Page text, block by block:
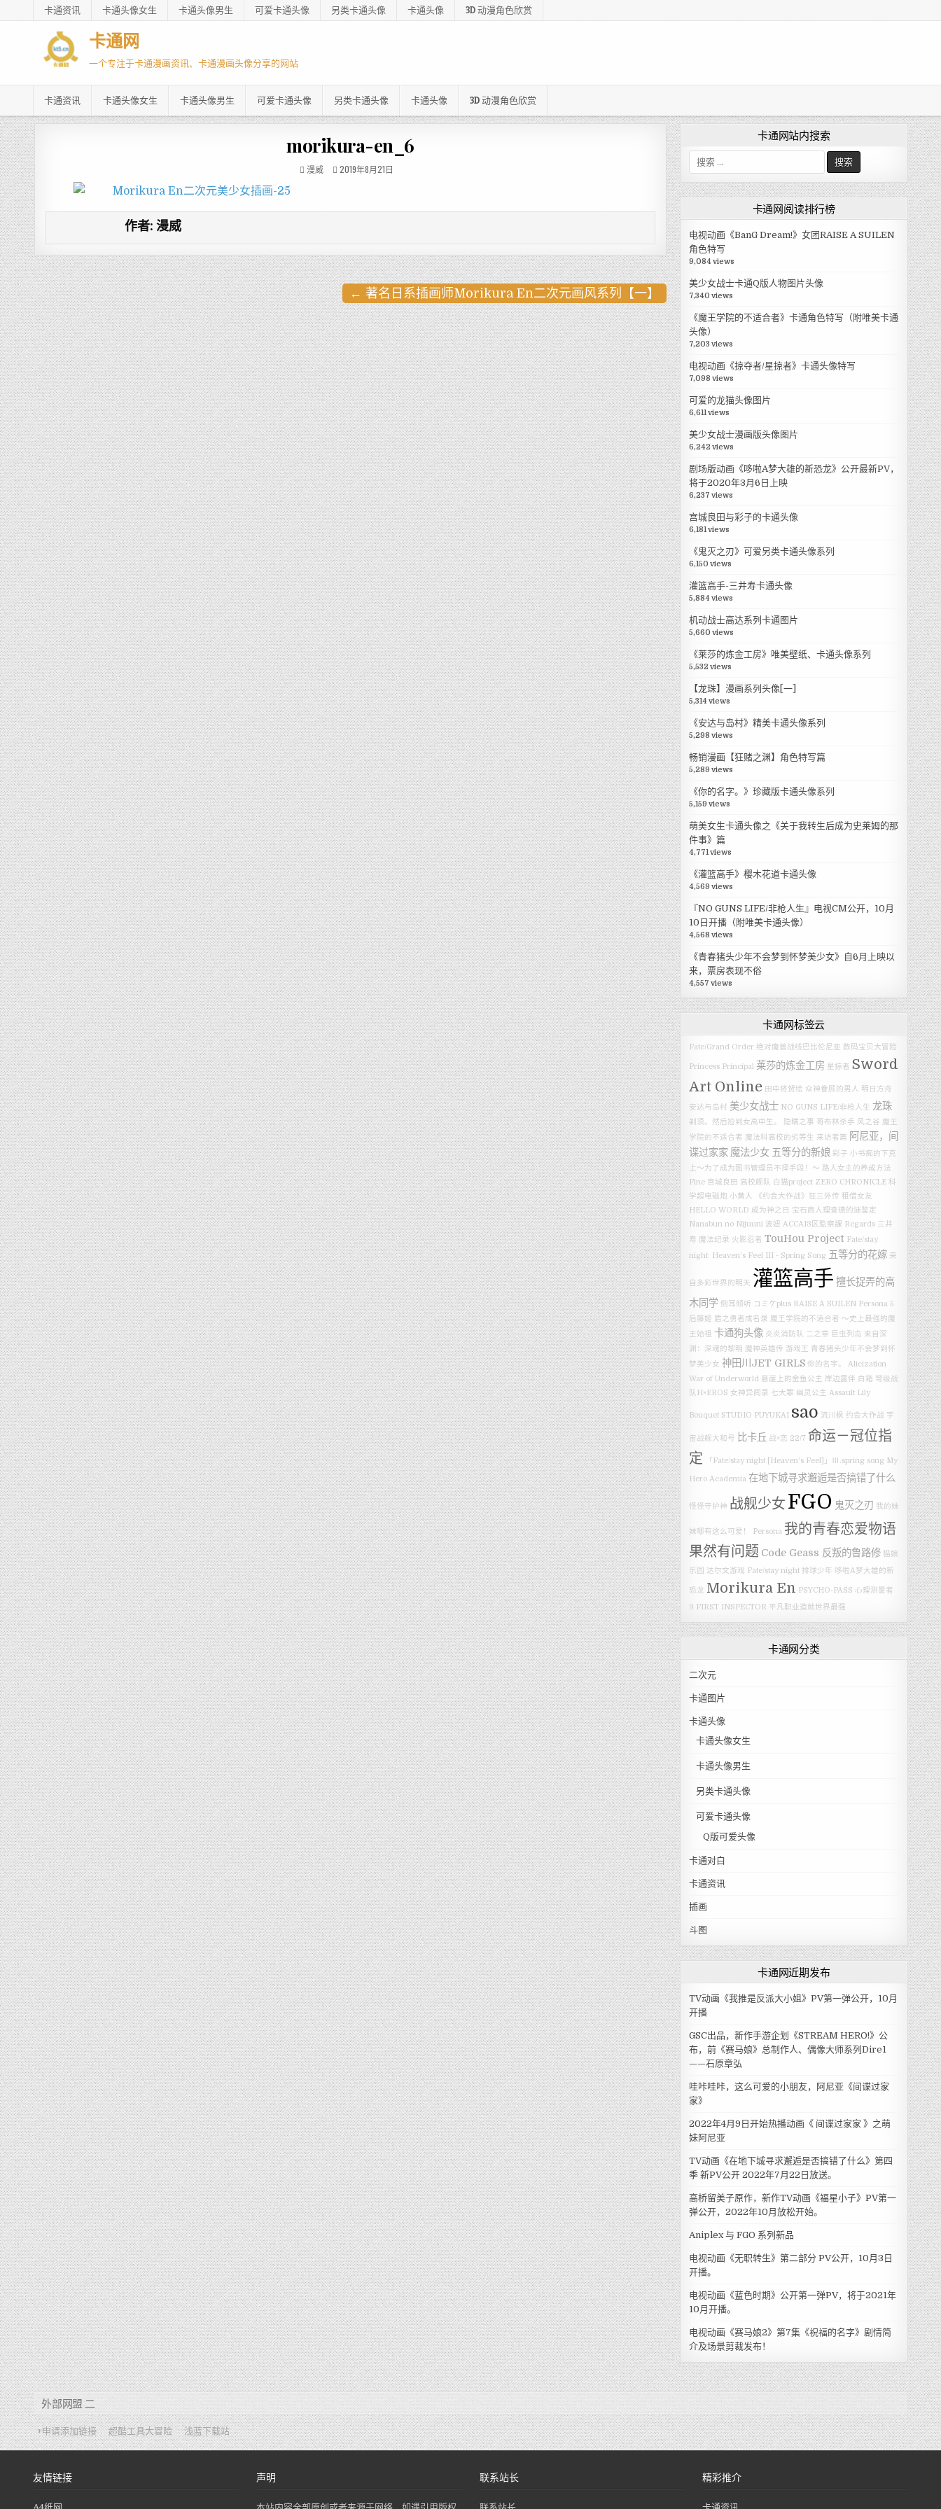
卡通资讯 卡通头像女生 卡通头像男生 可爱卡通头像 另类卡通头像 卡通头像 3D 动漫角色欣赏
卡通网
一个专注于卡通漫画资讯、卡通漫画头像分享的网站
卡通资讯 卡通头像女生 卡通头像男生 可爱卡通头像 另类卡通头像 卡通头像 3D 动漫角色欣赏
morikura-en_6
漫威 2019年8月21日
作者: 漫威
文
章
导
航
← 著名日系插画师Morikura En二次元画风系列【一】
卡通网站内搜索
搜
索
:
卡通网阅读排行榜
电视动画《BanG Dream!》女团RAISE A SUILEN
角色特写
9,084 views
美少女战士卡通Q版人物图片头像
7,340 views
《魔王学院的不适合者》卡通角色特写（附唯美卡通
头像）
7,203 views
电视动画《掠夺者/星掠者》卡通头像特写
7,098 views
可爱的龙猫头像图片
6,611 views
美少女战士漫画版头像图片
6,242 views
剧场版动画《哆啦A梦大雄的新恐龙》公开最新PV，
将于2020年3月6日上映
6,237 views
宫城良田与彩子的卡通头像
6,181 views
《鬼灭之刃》可爱另类卡通头像系列
6,150 views
灌篮高手-三井寿卡通头像
5,884 views
机动战士高达系列卡通图片
5,660 views
《莱莎的炼金工房》唯美壁纸、卡通头像系列
5,532 views
【龙珠】漫画系列头像[一]
5,314 views
《安达与岛村》精美卡通头像系列
5,298 views
畅销漫画【狂赌之渊】角色特写篇
5,289 views
《你的名字。》珍藏版卡通头像系列
5,159 views
萌美女生卡通头像之《关于我转生后成为史莱姆的那
件事》篇
4,771 views
《灌篮高手》樱木花道卡通头像
4,569 views
『NO GUNS LIFE/非枪人生』电视CM公开，10月
10日开播（附唯美卡通头像）
4,568 views
《青春猪头少年不会梦到怀梦美少女》自6月上映以
来，票房表现不俗
4,557 views
卡通网标签云
Fate/Grand Order 绝对魔兽战线巴比伦尼亚 数码宝贝大冒险
Princess Principal 莱莎的炼金工房 星掠者 Sword
Art Online 田中将贺绘 众神眷顾的男人 明日方舟
安达与岛村 美少女战士 NO GUNS LIFE/非枪人生 龙珠
剃须。然后捡到女高中生。 隐瞒之事 哥布林杀手 风之谷 魔王
学院的不适合者 魔法科高校的劣等生 来访者篇 阿尼亚，间
谍过家家 魔法少女 五等分的新娘 彩子 小书痴的下克
上～为了成为图书管理员不择手段！～ 路人女主的养成方法
Fine 宫城良田 高校舰队 白猫project ZERO CHRONICLE 科
学超电磁炮 小黄人 《约会大作战》狂三外传 租借女友
HELLO WORLD 成为神之日 宝石商人理查德的谜鉴定
Nanabun no Nijuuni 波妞 ACCA13区監察課 Regards 三井
寿 魔法纪录 火影忍者 TouHou Project Fate/stay
night: Heaven’s Feel III - Spring Song 五等分的花嫁 来
自多彩世界的明天 灌篮高手 擅长捉弄的高
木同学 侧耳倾听 コミケplus RAISE A SUILEN Persona 5
后藤姬 盾之勇者成名录 魔王学院的不适合者 ～史上最强的魔
王始祖 卡通狗头像 炎炎消防队 二之章 巨虫列岛 来自深
渊：深魂的黎明 魔神英雄传 游戏王 青春猪头少年不会梦到怀
梦美少女 神田川JET GIRLS 你的名字。
Alicization
War of Underworld 悬崖上的金鱼公主 岸边露伴 白箱 弩级战
队H×EROS 女神异闻录 七大罪 幽灵公主 Assault Lily
Bouquet STUDIO PUYUKAI sao 流川枫 约会大作战 宇
宙战舰大和号 比卡丘 战×恋 22/7 命运－冠位指
定
「Fate/stay night [Heaven's Feel]」Ⅲ.spring song My
Hero Academia 在地下城寻求邂逅是否搞错了什么
怪怪守护神 战舰少女 FGO 鬼灭之刃 我的妹
妹哪有这么可爱！ Persona 我的青春恋爱物语
果然有问题 Code Geass 反叛的鲁路修 猫娘
乐园 达尔文游戏 Fate/stay night 排球少年 哆啦A梦大雄的新
恐龙 Morikura En PSYCHO-PASS 心理测量者
3 FIRST INSPECTOR 平凡职业造就世界最强
卡通网分类
二次元
卡通图片
卡通头像
卡通头像女生
卡通头像男生
另类卡通头像
可爱卡通头像
Q版可爱头像
卡通对白
卡通资讯
插画
斗图
卡通网近期发布
TV动画《我推是反派大小姐》PV第一弹公开，10月
开播
GSC出品，新作手游企划《STREAM HERO!》公
布，前《赛马娘》总制作人、偶像大师系列Dire1
——石原章弘
哇咔哇咔，这么可爱的小朋友，阿尼亚《间谍过家
家》
2022年4月9日开始热播动画《 间谍过家家 》之萌
妹阿尼亚
TV动画《在地下城寻求邂逅是否搞错了什么》第四
季 新PV公开 2022年7月22日放送。
高桥留美子原作，新作TV动画《福星小子》PV第一
弹公开，2022年10月放松开始。
Aniplex 与 FGO 系列新品
电视动画《无职转生》第二部分 PV公开，10月3日
开播。
电视动画《蓝色时期》公开第一弹PV，将于2021年
10月开播。
电视动画《赛马娘2》第7集《祝福的名字》剧情简
介及场景剪裁发布！
外部网盟 二
+申请添加链接 超酷工具大冒险 浅蓝下载站
友情链接 声明 联系站长 精彩推介